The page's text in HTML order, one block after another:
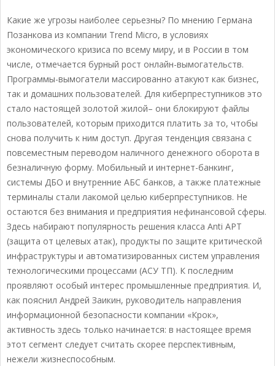
Какие же угрозы наиболее серьезны? По мнению Германа
Позанкова из компании Trend Micro, в условиях
экономического кризиса по всему миру, и в России в том
числе, отмечается бурный рост онлайн-вымогательств.
Программы-вымогатели массированно атакуют как бизнес,
так и домашних пользователей. Для киберпреступников это
стало настоящей золотой жилой– они блокируют файлы
пользователей, которым приходится платить за то, чтобы
снова получить к ним доступ. Другая тенденция связана с
повсеместным переводом наличного денежного оборота в
безналичную форму. Мобильный и интернет-банкинг,
системы ДБО и внутренние АБС банков, а также платежные
терминалы стали лакомой целью киберпреступников. Не
остаются без внимания и предприятия нефинансовой сферы.
Здесь набирают популярность решения класса Anti APT
(защита от целевых атак), продукты по защите критической
инфраструктуры и автоматизированных систем управления
технологическими процессами (АСУ ТП). К последним
проявляют особый интерес промышленные предприятия. И,
как пояснил Андрей Заикин, руководитель направления
информационной безопасности компании «Крок»,
активность здесь только начинается: в настоящее время
этот сегмент следует считать скорее перспективным,
нежели жизнеспособным.